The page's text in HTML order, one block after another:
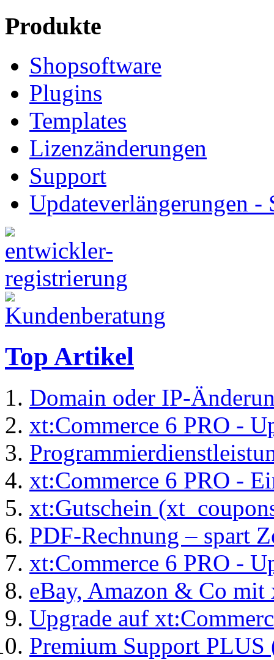
Produkte
Shopsoftware
Plugins
Templates
Lizenzänderungen
Support
Updateverlängerungen -
Top Artikel
Domain oder IP-
xt:Commerce 6 PRO -
xt:Commerce 6 PRO -
xt:Gutschein
PDF-Rechnung – spart
xt:Commerce 6 PRO -
eBay, Amazon & Co
Upgrade auf
Premium Support